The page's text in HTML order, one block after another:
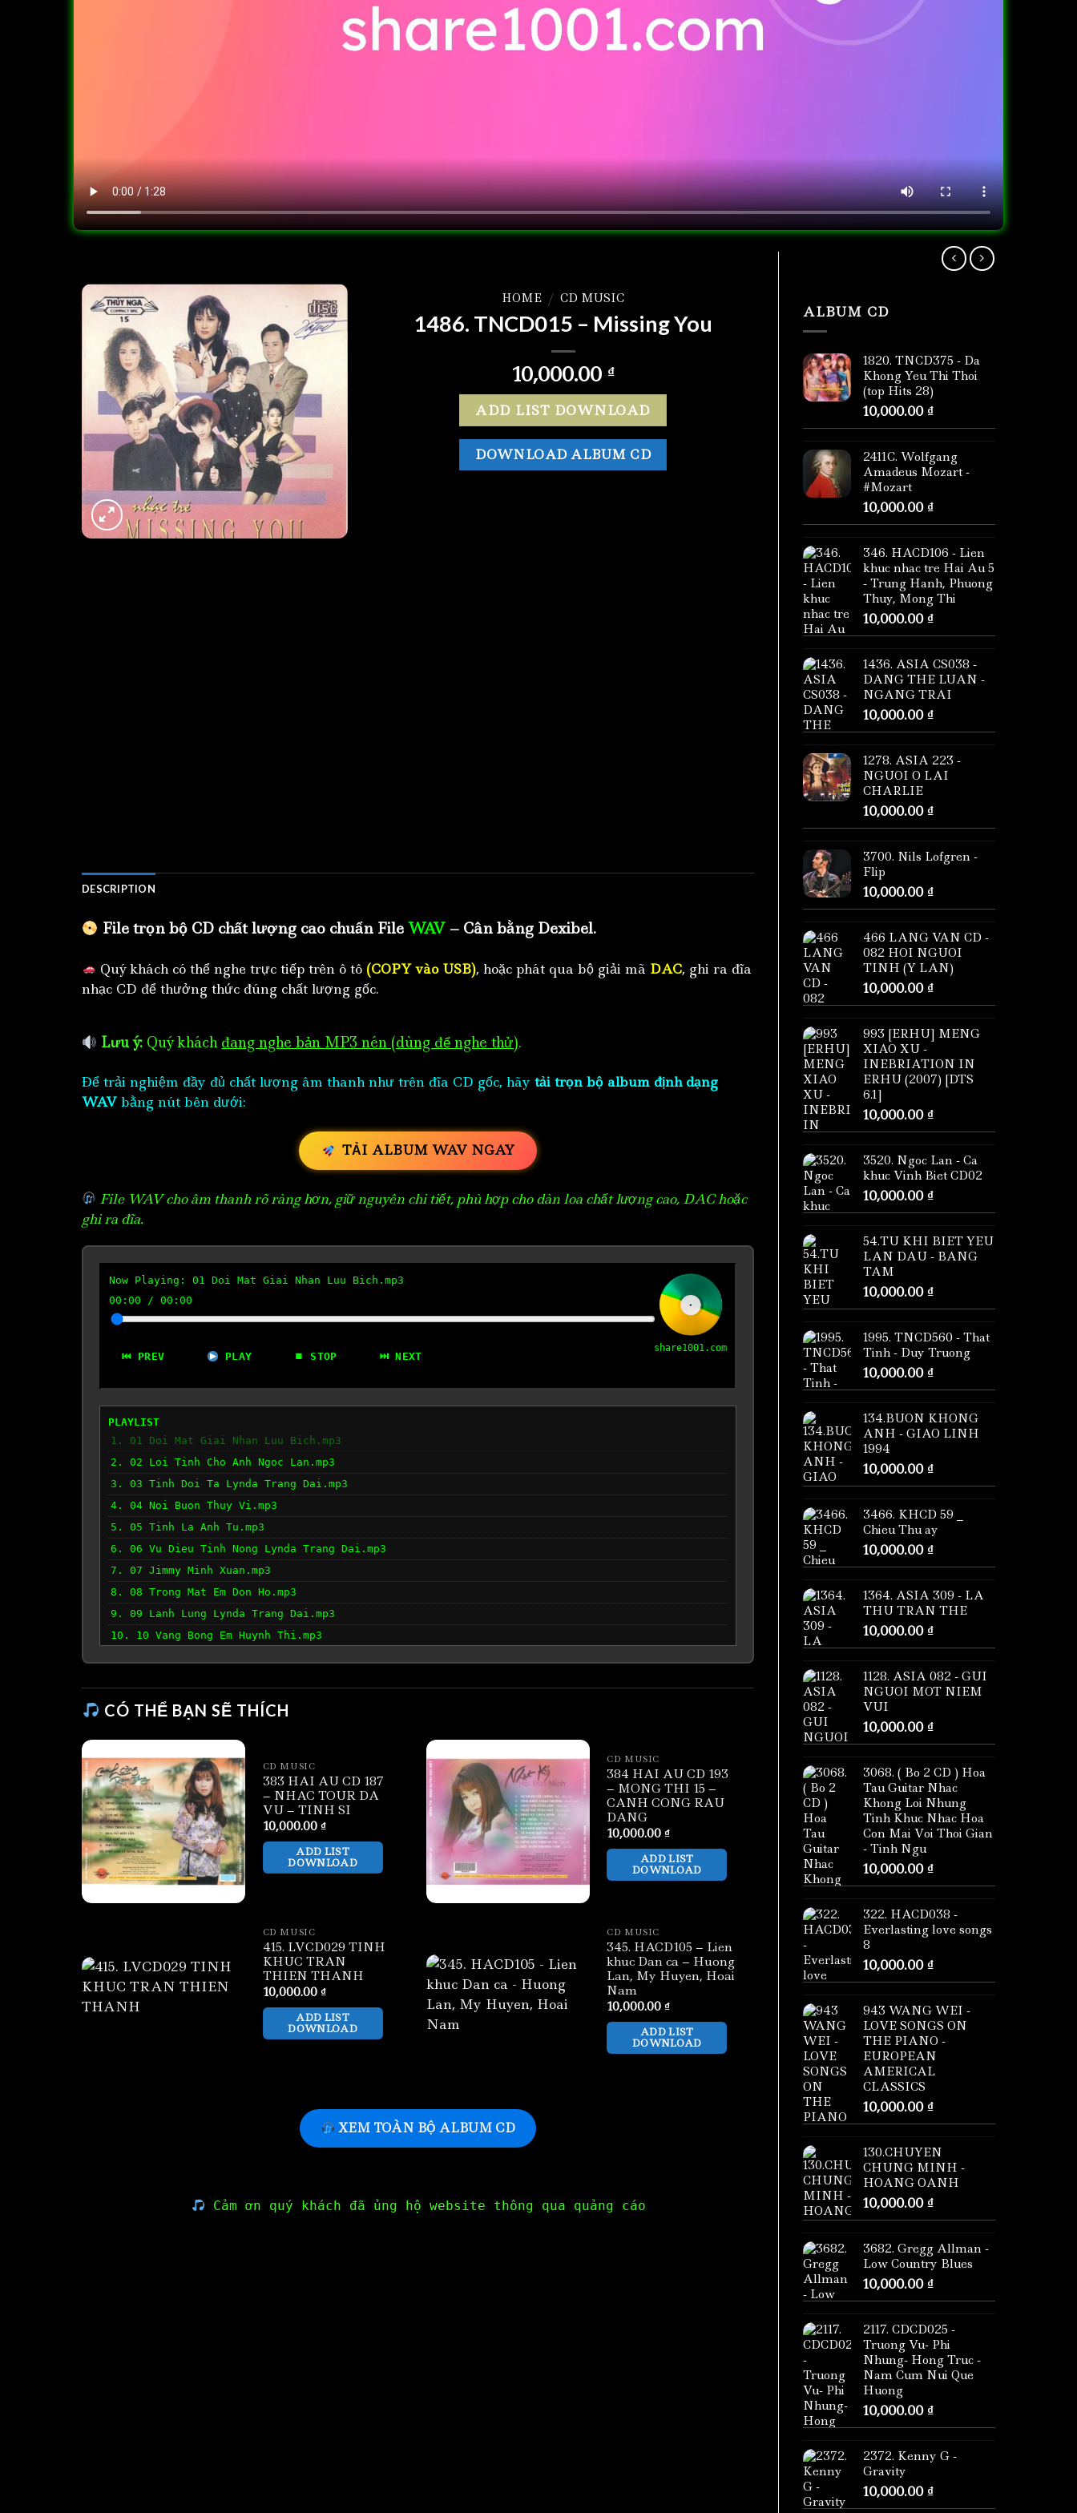
ALBUM CD
1820. TNCD375 - Da
Khong Yeu Thi Thoi
(top Hits 28)
10,000.00 ₫
2411C. Wolfgang
Amadeus Mozart -
#Mozart
10,000.00 ₫
346. HACD106 - Lien
khuc nhac tre Hai Au 5
- Trung Hanh, Phuong
Thuy, Mong Thi
10,000.00 ₫
1436. ASIA CS038 -
DANG THE LUAN -
NGANG TRAI
10,000.00 ₫
1278. ASIA 223 -
NGUOI O LAI
CHARLIE
10,000.00 ₫
3700. Nils Lofgren -
Flip
10,000.00 ₫
466 LANG VAN CD -
082 HOI NGUOI
TINH (Y LAN)
10,000.00 ₫
993 [ERHU] MENG
XIAO XU -
INEBRIATION IN
ERHU (2007) [DTS
6.1]
10,000.00 ₫
3520. Ngoc Lan - Ca
khuc Vinh Biet CD02
10,000.00 ₫
54.TU KHI BIET YEU
LAN DAU - BANG
TAM
10,000.00 ₫
1995. TNCD560 - That
Tinh - Duy Truong
10,000.00 ₫
134.BUON KHONG
ANH - GIAO LINH
1994
10,000.00 ₫
3466. KHCD 59 _
Chieu Thu ay
10,000.00 ₫
1364. ASIA 309 - LA
THU TRAN THE
10,000.00 ₫
1128. ASIA 082 - GUI
NGUOI MOT NIEM
VUI
10,000.00 ₫
3068. ( Bo 2 CD ) Hoa
Tau Guitar Nhac
Khong Loi Nhung
Tinh Khuc Nhac Hoa
Con Mai Voi Thoi Gian
- Tinh Ngu
10,000.00 ₫
322. HACD038 -
Everlasting love songs
8
10,000.00 ₫
943 WANG WEI -
LOVE SONGS ON
THE PIANO -
EUROPEAN
AMERICAL
CLASSICS
10,000.00 ₫
130.CHUYEN
CHUNG MINH -
HOANG OANH
10,000.00 ₫
3682. Gregg Allman -
Low Country Blues
10,000.00 ₫
2117. CDCD025 -
Truong Vu- Phi
Nhung- Hong Truc -
Nam Cum Nui Que
Huong
10,000.00 ₫
2372. Kenny G -
Gravity
10,000.00 ₫
HOME / CD MUSIC
1486. TNCD015 – Missing You
10,000.00 ₫
ADD LIST DOWNLOAD
DOWNLOAD ALBUM CD
DESCRIPTION
File trọn bộ CD chất lượng cao chuẩn File WAV– Cân bằng Dexibel.
Quý khách có thể nghe trực tiếp trên ô tô (COPY vào USB), hoặc phát qua bộ giải mã DAC, ghi ra đĩa
nhạc CD để thưởng thức đúng chất lượng gốc.
Lưu ý: Quý khách đang nghe bản MP3 nén (dùng để nghe thử).
Để trải nghiệm đầy đủ chất lượng âm thanh như trên đĩa CD gốc, hãy tải trọn bộ album định dạng
WAV bằng nút bên dưới:
TẢI ALBUM WAV NGAY
File WAV cho âm thanh rõ ràng hơn, giữ nguyên chi tiết, phù hợp cho dàn loa chất lượng cao, DAC hoặc
ghi ra đĩa.
Now Playing: 01 Doi Mat Giai Nhan Luu Bich.mp3
00:00 / 00:00
⏮ PREV PLAY ⏹ STOP ⏭ NEXT
share1001.com
PLAYLIST
1. 01 Doi Mat Giai Nhan Luu Bich.mp3
2. 02 Loi Tinh Cho Anh Ngoc Lan.mp3
3. 03 Tinh Doi Ta Lynda Trang Dai.mp3
4. 04 Noi Buon Thuy Vi.mp3
5. 05 Tinh La Anh Tu.mp3
6. 06 Vu Dieu Tinh Nong Lynda Trang Dai.mp3
7. 07 Jimmy Minh Xuan.mp3
8. 08 Trong Mat Em Don Ho.mp3
9. 09 Lanh Lung Lynda Trang Dai.mp3
10. 10 Vang Bong Em Huynh Thi.mp3
CÓ THỂ BẠN SẼ THÍCH
CD MUSIC
383 HAI AU CD 187
– NHAC TOUR DA
VU – TINH SI
10,000.00 ₫
ADD LIST
DOWNLOAD
CD MUSIC
384 HAI AU CD 193
– MONG THI 15 –
CANH CONG RAU
DANG
10,000.00₫
ADD LIST
DOWNLOAD
CD MUSIC
415. LVCD029 TINH
KHUC TRAN
THIEN THANH
10,000.00 ₫
ADD LIST
DOWNLOAD
CD MUSIC
345. HACD105 – Lien
khuc Dan ca – Huong
Lan, My Huyen, Hoai
Nam
10,000.00₫
ADD LIST
DOWNLOAD
XEM TOÀN BỘ ALBUM CD
Cảm ơn quý khách đã ủng hộ website thông qua quảng cáo